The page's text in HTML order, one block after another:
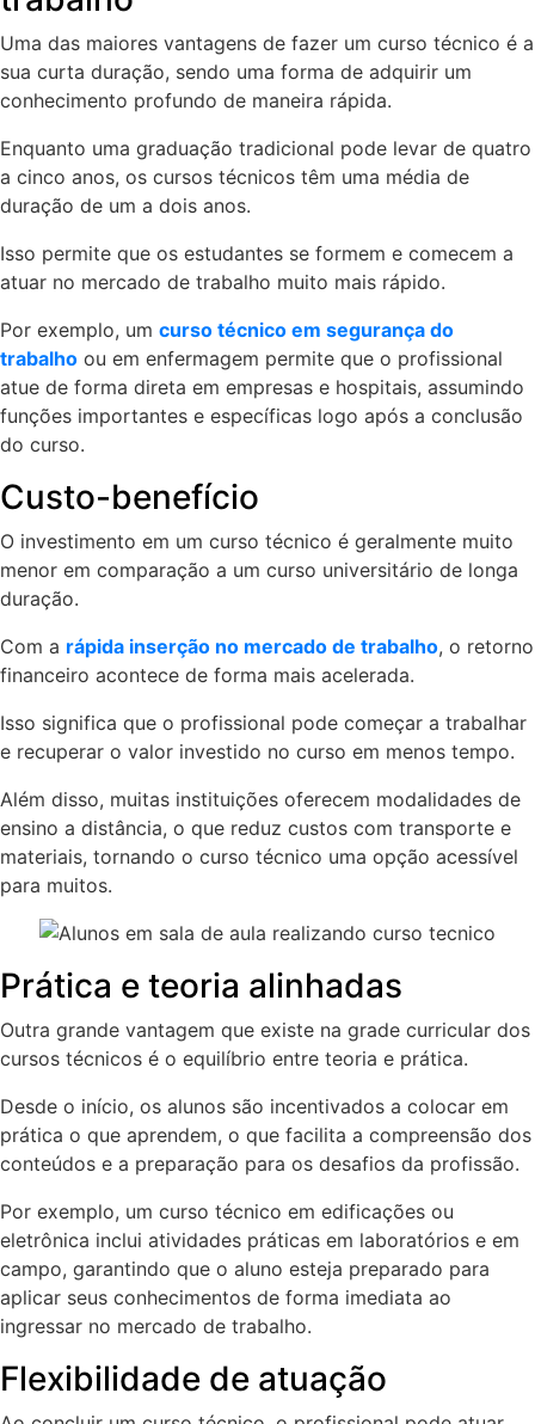
Uma das maiores vantagens de fazer um curso técnico é a
sua curta duração, sendo uma forma de adquirir um
conhecimento profundo de maneira rápida.
Enquanto uma graduação tradicional pode levar de quatro
a cinco anos, os cursos técnicos têm uma média de
duração de um a dois anos.
Isso permite que os estudantes se formem e comecem a
atuar no mercado de trabalho muito mais rápido.
Por exemplo, um curso técnico em segurança do
trabalho ou em enfermagem permite que o profissional
atue de forma direta em empresas e hospitais, assumindo
funções importantes e específicas logo após a conclusão
do curso.
Custo-benefício
O investimento em um curso técnico é geralmente muito
menor em comparação a um curso universitário de longa
duração.
Com a rápida inserção no mercado de trabalho, o retorno
financeiro acontece de forma mais acelerada.
Isso significa que o profissional pode começar a trabalhar
e recuperar o valor investido no curso em menos tempo.
Além disso, muitas instituições oferecem modalidades de
ensino a distância, o que reduz custos com transporte e
materiais, tornando o curso técnico uma opção acessível
para muitos.
Prática e teoria alinhadas
Outra grande vantagem que existe na grade curricular dos
cursos técnicos é o equilíbrio entre teoria e prática.
Desde o início, os alunos são incentivados a colocar em
prática o que aprendem, o que facilita a compreensão dos
conteúdos e a preparação para os desafios da profissão.
Por exemplo, um curso técnico em edificações ou
eletrônica inclui atividades práticas em laboratórios e em
campo, garantindo que o aluno esteja preparado para
aplicar seus conhecimentos de forma imediata ao
ingressar no mercado de trabalho.
Flexibilidade de atuação